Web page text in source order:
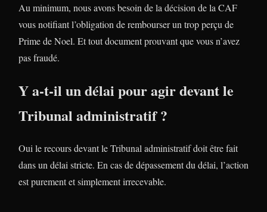
Au minimum, nous avons besoin de la décision de la CAF
vous notifiant l’obligation de rembourser un trop perçu de
Prime de Noel. Et tout document prouvant que vous n’avez
pas fraudé.
Y a-t-il un délai pour agir devant le
Tribunal administratif ?
Oui le recours devant le Tribunal administratif doit être fait
dans un délai stricte. En cas de dépassement du délai, l’action
est purement et simplement irrecevable.